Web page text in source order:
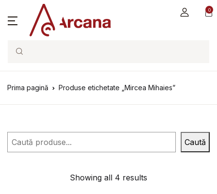
0
Search
Prima pagină Produse etichetate „Mircea Mihaies”
Caută Caută
Showing all 4 results